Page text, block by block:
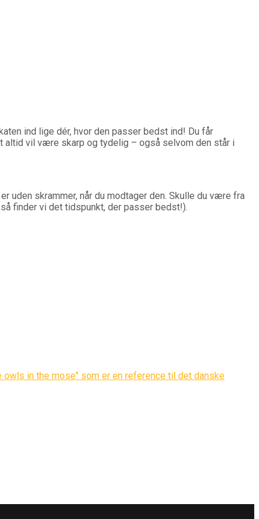
ind lige dér, hvor den passer bedst ind! Du får
altid vil være skarp og tydelig – også selvom den står i
uden skrammer, når du modtager den. Skulle du være fra
finder vi det tidspunkt, der passer bedst!).